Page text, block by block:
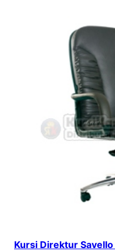
Kursi Direktur